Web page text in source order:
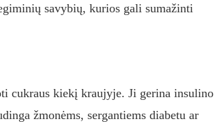
savybių, kurios gali sumažinti
cukraus kiekį kraujyje. Ji gerina insulino
žmonėms, sergantiems diabetu ar